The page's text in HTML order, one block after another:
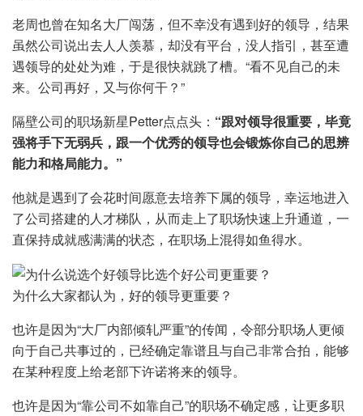
老周也曾在知名大厂闯荡，但不幸没有遇到好的领导，结果
虽然公司说出去人人羡慕，却没有平台，没人指引，甚至遭
遇领导的处处为难，于是很快就跳了槽。“看不见自己的未
来。公司再好，又与你何干？”
隔壁公司的职场新星Petter点点头： “跟对领导很重要，毕竟
强将手下无弱兵，跟一个优秀的领导也会锻炼你自己的思辨
能力和格局能力。”
他就是遇到了会花时间愿意去培养下属的领导，幸运地进入
了公司搭建的人才梯队，从而走上了职场快速上升通道，一
直保持成就感满满的状态，在职场上混得如鱼得水。
为什么大家都认为，好的领导更重要？
也许是因为“大厂内部倾轧严重”的传闻，令部分职场人更倾
向于自己共事过的，已经确定靠谱且与自己非常合拍，能够
在某种程度上给老部下许诺将来的领导。
也许是因为“靠公司不如靠自己”的职场不确定感，让更多职